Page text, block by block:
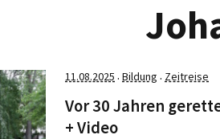
11.08.2025 · Bildung · Zeitreise
Vor 30 Jahren
+ Video